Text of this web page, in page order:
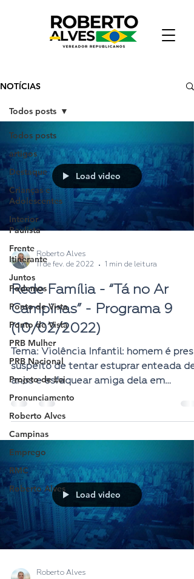
NOTÍCIAS
Todos posts
artigos
Destaque
Crianças e
Adolescentes
Interior
Paulista
Frente
Itinerante
Juntos
Podemos
Ponto de Vista
Ponto de Vista
PRB Mulher
PRB Nacional
Projeto de Lei
Pronunciamento
Roberto Alves
Campinas
Emprego
RMC
Roberto Alves
Todos posts
Load video
Roberto Alves
11 de fev. de 2022
1 min de leitura
Rede Família - “Tá no Ar
Campinas” - Programa 9
(10/02/2022)
Tema: Violência Infantil: homem é preso
suspeito de tentar estuprar enteada de
anos e esfaquear amiga dela em
Engenheiro Coelho (SP)...
Load video
Roberto Alves